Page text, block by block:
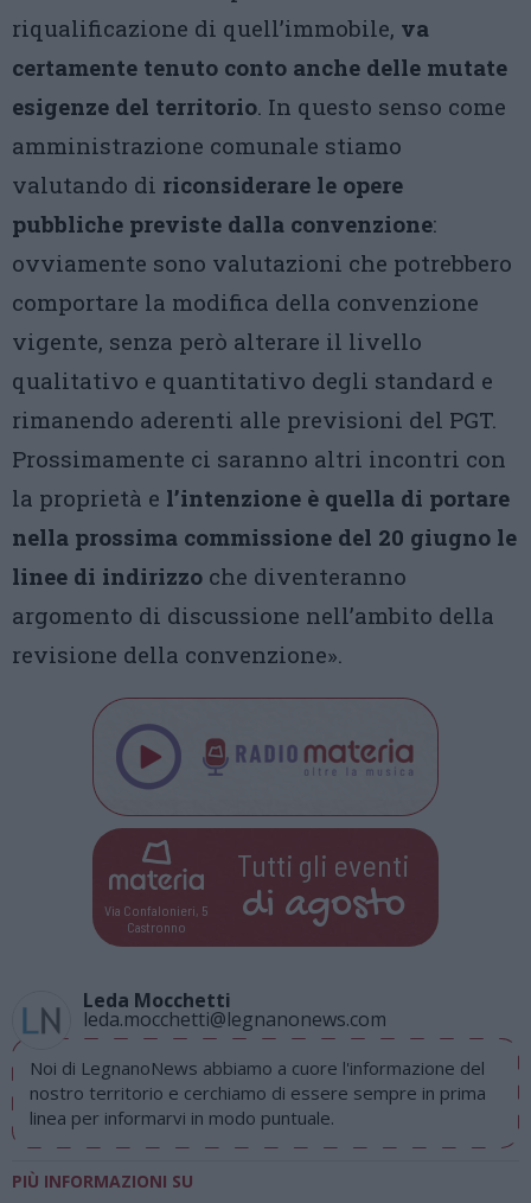
riqualificazione di quell’immobile, va
certamente tenuto conto anche delle mutate
esigenze del territorio. In questo senso come
amministrazione comunale stiamo
valutando di riconsiderare le opere
pubbliche previste dalla convenzione:
ovviamente sono valutazioni che potrebbero
comportare la modifica della convenzione
vigente, senza però alterare il livello
qualitativo e quantitativo degli standard e
rimanendo aderenti alle previsioni del PGT.
Prossimamente ci saranno altri incontri con
la proprietà e l’intenzione è quella di portare
nella prossima commissione del 20 giugno le
linee di indirizzo che diventeranno
argomento di discussione nell’ambito della
revisione della convenzione».
Via Confalonieri, 5
Castronno
Tutti gli eventi
di agosto
Leda Mocchetti
leda.mocchetti@legnanonews.com
Noi di LegnanoNews abbiamo a cuore l'informazione del
nostro territorio e cerchiamo di essere sempre in prima
linea per informarvi in modo puntuale.
PIÙ INFORMAZIONI SU